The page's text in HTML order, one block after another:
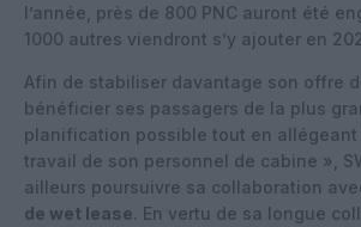
l’année, près de 800 PNC auront été
1000 autres viendront s’y ajouter en
Afin de stabiliser davantage son offre
bénéficier ses passagers de la plus
planification possible tout en allégeant
travail de son personnel de cabine »,
ailleurs poursuivre sa collaboration
de wet lease. En vertu de sa longue